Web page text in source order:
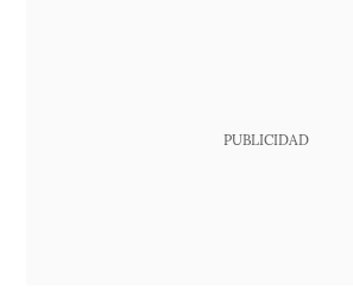
PUBLICIDAD